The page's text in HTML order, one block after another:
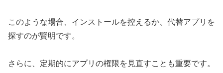
このような場合、インストールを控えるか、代替アプリを
探すのが賢明です。
さらに、定期的にアプリの権限を見直すことも重要です。